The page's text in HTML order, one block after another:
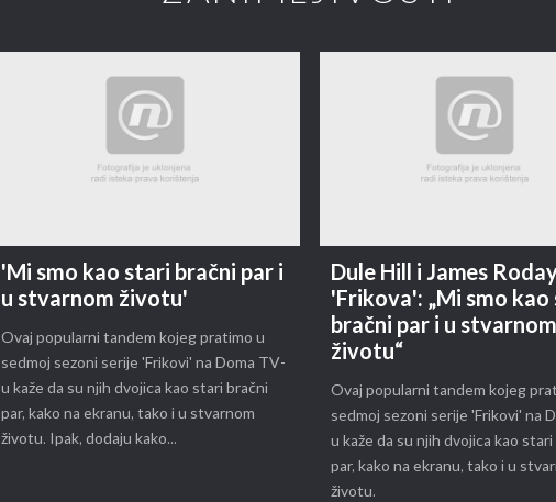
'Mi smo kao stari bračni par i
u stvarnom životu'
Ovaj popularni tandem kojeg pratimo u
sedmoj sezoni serije 'Frikovi' na Doma TV-
u kaže da su njih dvojica kao stari bračni
par, kako na ekranu, tako i u stvarnom
životu. Ipak, dodaju kako...
Dule Hill i James
'Frikova': „Mi smo
bračni par i u stvarnom
životu“
Ovaj popularni tandem kojeg
sedmoj sezoni serije 'Frikovi' na
u kaže da su njih dvojica kao stari
par, kako na ekranu, tako i u
životu.